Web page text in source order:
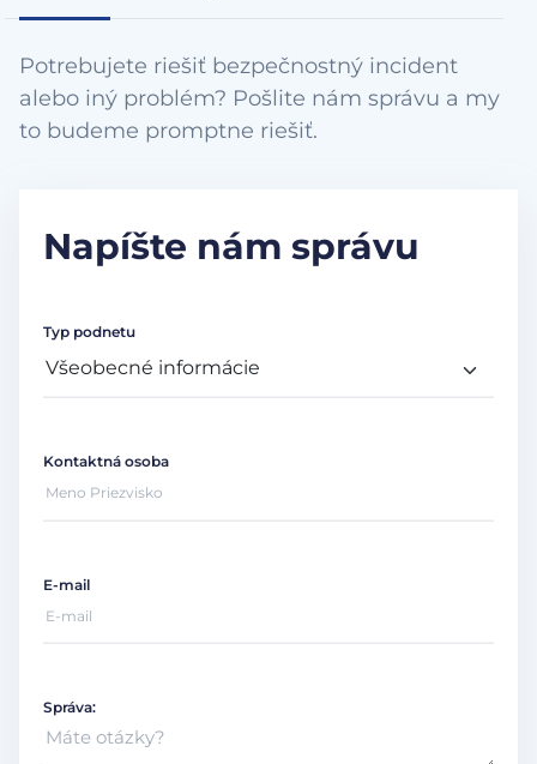
Potrebujete riešiť bezpečnostný incident
alebo iný problém? Pošlite nám správu a my
to budeme promptne riešiť.
Napíšte nám správu
Typ podnetu
Kontaktná osoba
E-mail
Správa: